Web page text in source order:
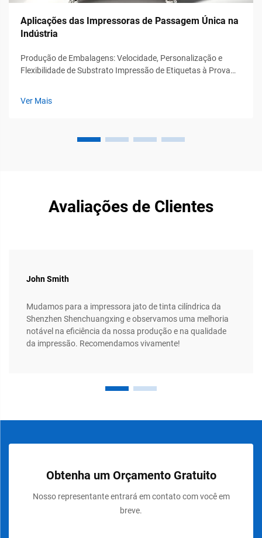
Aplicações das Impressoras de Passagem Única na
Indústria
Produção de Embalagens: Velocidade, Personalização e
Flexibilidade de Substrato Impressão de Etiquetas à Prova
Ver Mais
Avaliações de Clientes
John Smith
Mudamos para a impressora jato de tinta cilíndrica da
Shenzhen Shenchuangxing e observamos uma melhoria
notável na eficiência da nossa produção e na qualidade
da impressão. Recomendamos vivamente!
Obtenha um Orçamento Gratuito
Nosso representante entrará em contato com você em
breve.